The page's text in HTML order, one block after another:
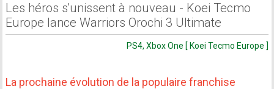
Les héros s'unissent à nouveau - Koei Tecmo
Europe lance Warriors Orochi 3 Ultimate
PS4, Xbox One [ Koei Tecmo Europe ]
La prochaine évolution de la populaire franchise